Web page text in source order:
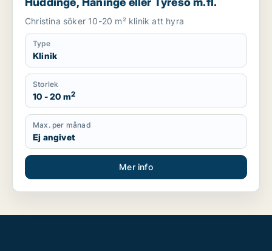
Christina söker 10-20 m² klinik att hyra
Type
Klinik
Storlek
10 - 20 m2
Max. per månad
Ej angivet
Mer info